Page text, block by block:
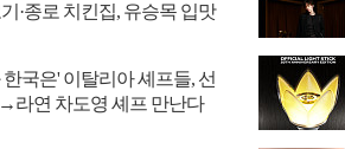
·종로 치킨집, 유승목 입맛
국은' 이탈리아 셰프들, 선
라연 차도영 셰프 만난다